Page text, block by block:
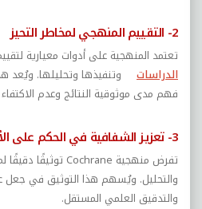
2- التقييم المنهجي لمخاطر التحيز
تعتمد المنهجية على أدوات معيارية
الدراسات
وتنفيذها وتحليلها. ويُعد
فهم مدى موثوقية النتائج وعدم
3- تعزيز الشفافية في الحكم على الأبحاث
تفرض منهجية Cochrane توثيقًا دقيقًا
والتحليل. ويُسهم هذا التوثيق في جعل
والتدقيق العلمي المستقل.